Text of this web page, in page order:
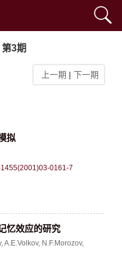
3期
上一期 | 下一期
拟
0161-7
忆效应的研究
,A.E.Volkov, N.F.Morozov,